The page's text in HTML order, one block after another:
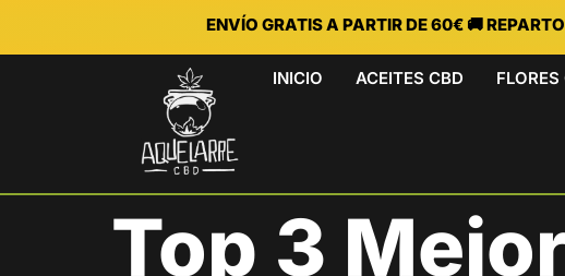
ENVÍO GRATIS A PARTIR DE 60€ 🚚
INICIO ACEITES CBD FLORES
Top 3